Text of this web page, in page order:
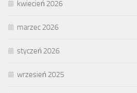
kwiecień 2026
marzec 2026
styczeń 2026
wrzesień 2025